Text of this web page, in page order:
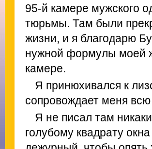
95-й камере мужского
тюрьмы. Там были
жизни, и я благодарю
нужной формулы моей
камере.
Я принюхивался к
сопровождает меня
Я не писал там
голубому квадрату